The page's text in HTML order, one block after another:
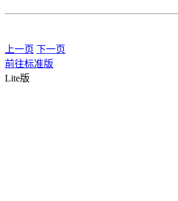
上一页 下一页
前往标准版
Lite版